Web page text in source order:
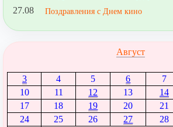
27.08 Поздравления с Днем кино
Август
3
4 5 6 7
10
11 12 13 14
17
18 19 20 21
24
25 26 27 28